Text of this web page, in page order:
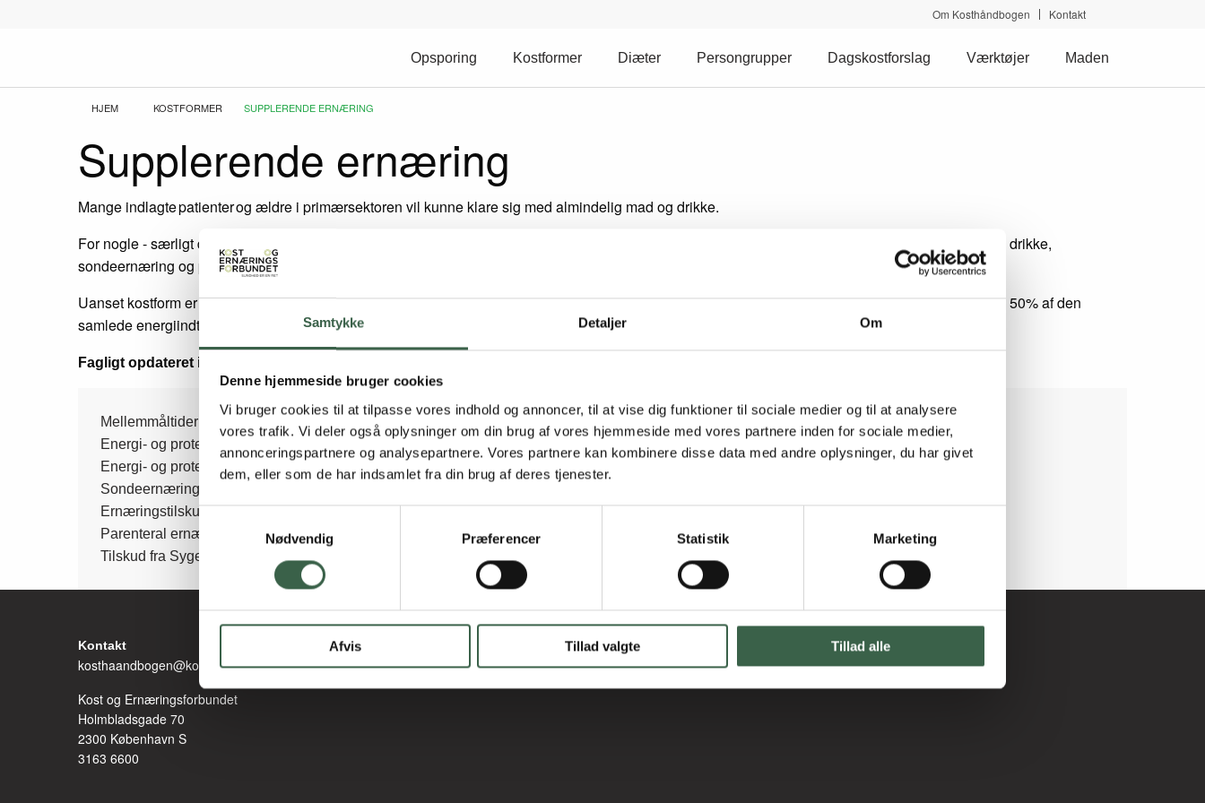
Samtykke Detaljer Om
Denne hjemmeside bruger cookies
Vi bruger cookies til at tilpasse vores indhold og annoncer, til at vise dig funktioner til sociale medier og til at analysere
vores trafik. Vi deler også oplysninger om din brug af vores hjemmeside med vores partnere inden for sociale medier,
annonceringspartnere og analysepartnere. Vores partnere kan kombinere disse data med andre oplysninger, du har givet
dem, eller som de har indsamlet fra din brug af deres tjenester.
Samtykkevalg
Nødvendig
Præferencer Statistik Marketing
Afvis Tillad valgte Tillad alle
Om Kosthåndbogen Kontakt
Opsporing Kostformer Diæter Persongrupper Dagskostforslag Værktøjer Maden
Brødkrumme
HJEM KOSTFORMER CURRENT:
SUPPLERENDE ERNÆRING
Supplerende ernæring
Mange indlagte patienter og ældre i primærsektoren vil kunne klare sig med almindelig mad og drikke.
For nogle - særligt de der er småtspisende og i ernæringsrisiko - vil der dog ofte være brug for supplerende ernæring i form af energi- og proteinrige drikke,
sondeernæring og parenteral ernæring.
Uanset kostform er mellemmåltider af stor betydning for at sikre et tilstrækkeligt energiindtag. Mellemmåltiderne for de småtspisende bør udgøre ca. 50% af den
samlede energiindtagelse.
Fagligt opdateret i 2023
Side
menu
Mellemmåltider
Energi- og proteinberigelse
Energi- og proteinrige drikke
Sondeernæring
Ernæringstilskud og sondeernæring til syge børn og unge
Parenteral ernæring
Tilskud fra Sygesikringen
Kontakt
kosthaandbogen@kost.dk
Kost og Ernæringsforbundet
Holmbladsgade 70
2300 København S
3163 6600